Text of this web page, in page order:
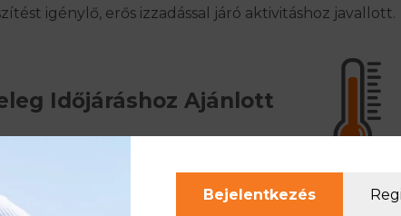
igénylő, erős izzadással járó aktivitáshoz javallott.
Időjáráshoz Ajánlott
Bejelentkezés